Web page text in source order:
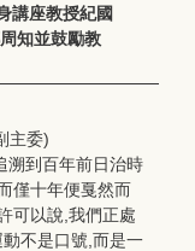
講座教授紀國
知並鼓勵教
主委)
溯到百年前日治時
僅十年便戛然而
可以說,我們正處
不是口號,而是一